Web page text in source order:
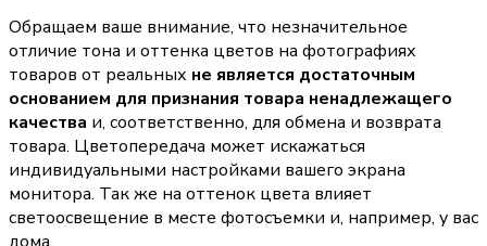
Обращаем ваше внимание, что незначительное
отличие тона и оттенка цветов на фотографиях
товаров от реальных не является достаточным
основанием для признания товара ненадлежащего
качества и, соответственно, для обмена и возврата
товара. Цветопередача может искажаться
индивидуальными настройками вашего экрана
монитора. Так же на оттенок цвета влияет
светоосвещение в месте фотосъемки и, например, у вас